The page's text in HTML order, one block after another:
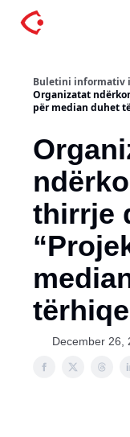
Buletini informativ
Organizatat
për median duhet
thirrje
December 26,